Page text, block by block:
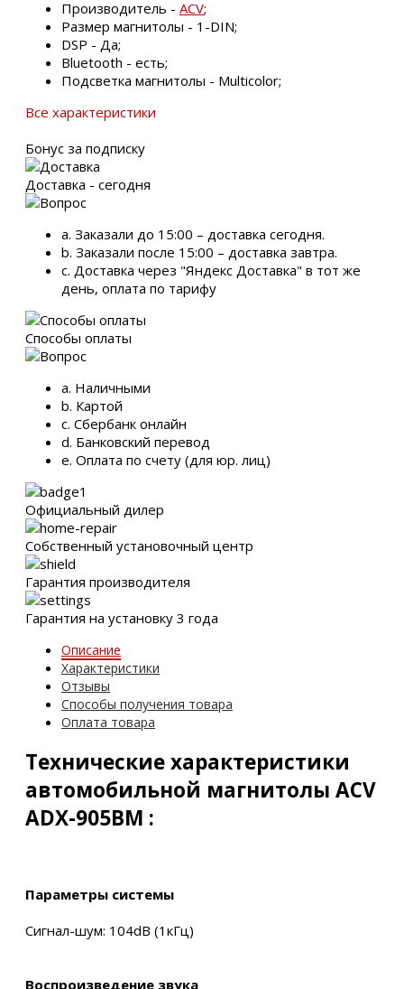
Производитель - ACV;
Размер магнитолы - 1-DIN;
DSP - Да;
Bluetooth - есть;
Подсветка магнитолы - Multicolor;
Все характеристики
Бонус за подписку
Доставка - сегодня
a. Заказали до 15:00 – доставка сегодня.
b. Заказали после 15:00 – доставка завтра.
c. Доставка через "Яндекс Доставка" в тот же
день, оплата по тарифу
Способы оплаты
a. Наличными
b. Картой
c. Сбербанк онлайн
d. Банковский перевод
e. Оплата по счету (для юр. лиц)
Официальный дилер
Собственный установочный центр
Гарантия производителя
Гарантия на установку 3 года
Описание
Характеристики
Отзывы
Способы получения товара
Оплата товара
Технические характеристики
автомобильной магнитолы ACV
ADX-905BM :
Параметры системы
Сигнал-шум: 104dB (1кГц)
Воспроизведение звука